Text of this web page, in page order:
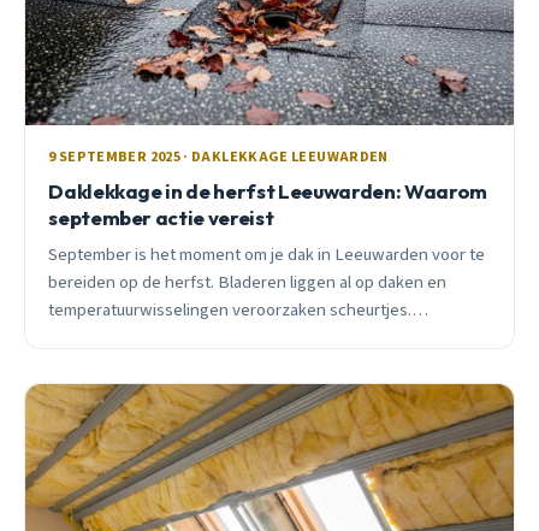
9 SEPTEMBER 2025 · DAKLEKKAGE LEEUWARDEN
Daklekkage in de herfst Leeuwarden: Waarom
september actie vereist
September is het moment om je dak in Leeuwarden voor te
bereiden op de herfst. Bladeren liggen al op daken en
temperatuurwisselingen veroorzaken scheurtjes.